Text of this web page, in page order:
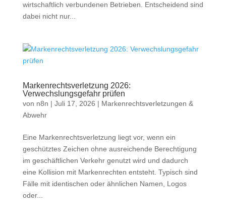
wirtschaftlich verbundenen Betrieben. Entscheidend sind
dabei nicht nur...
Markenrechtsverletzung 2026:
Verwechslungsgefahr prüfen
von n8n | Juli 17, 2026 | Markenrechtsverletzungen &
Abwehr
Eine Markenrechtsverletzung liegt vor, wenn ein
geschütztes Zeichen ohne ausreichende Berechtigung
im geschäftlichen Verkehr genutzt wird und dadurch
eine Kollision mit Markenrechten entsteht. Typisch sind
Fälle mit identischen oder ähnlichen Namen, Logos
oder...